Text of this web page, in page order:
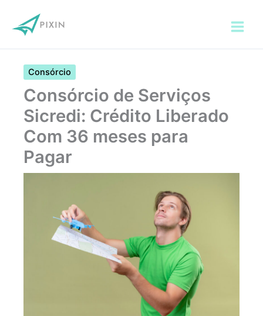
para
Consórcio
Consórcio de Serviços
Sicredi: Crédito Liberado
Com 36 meses para
Pagar